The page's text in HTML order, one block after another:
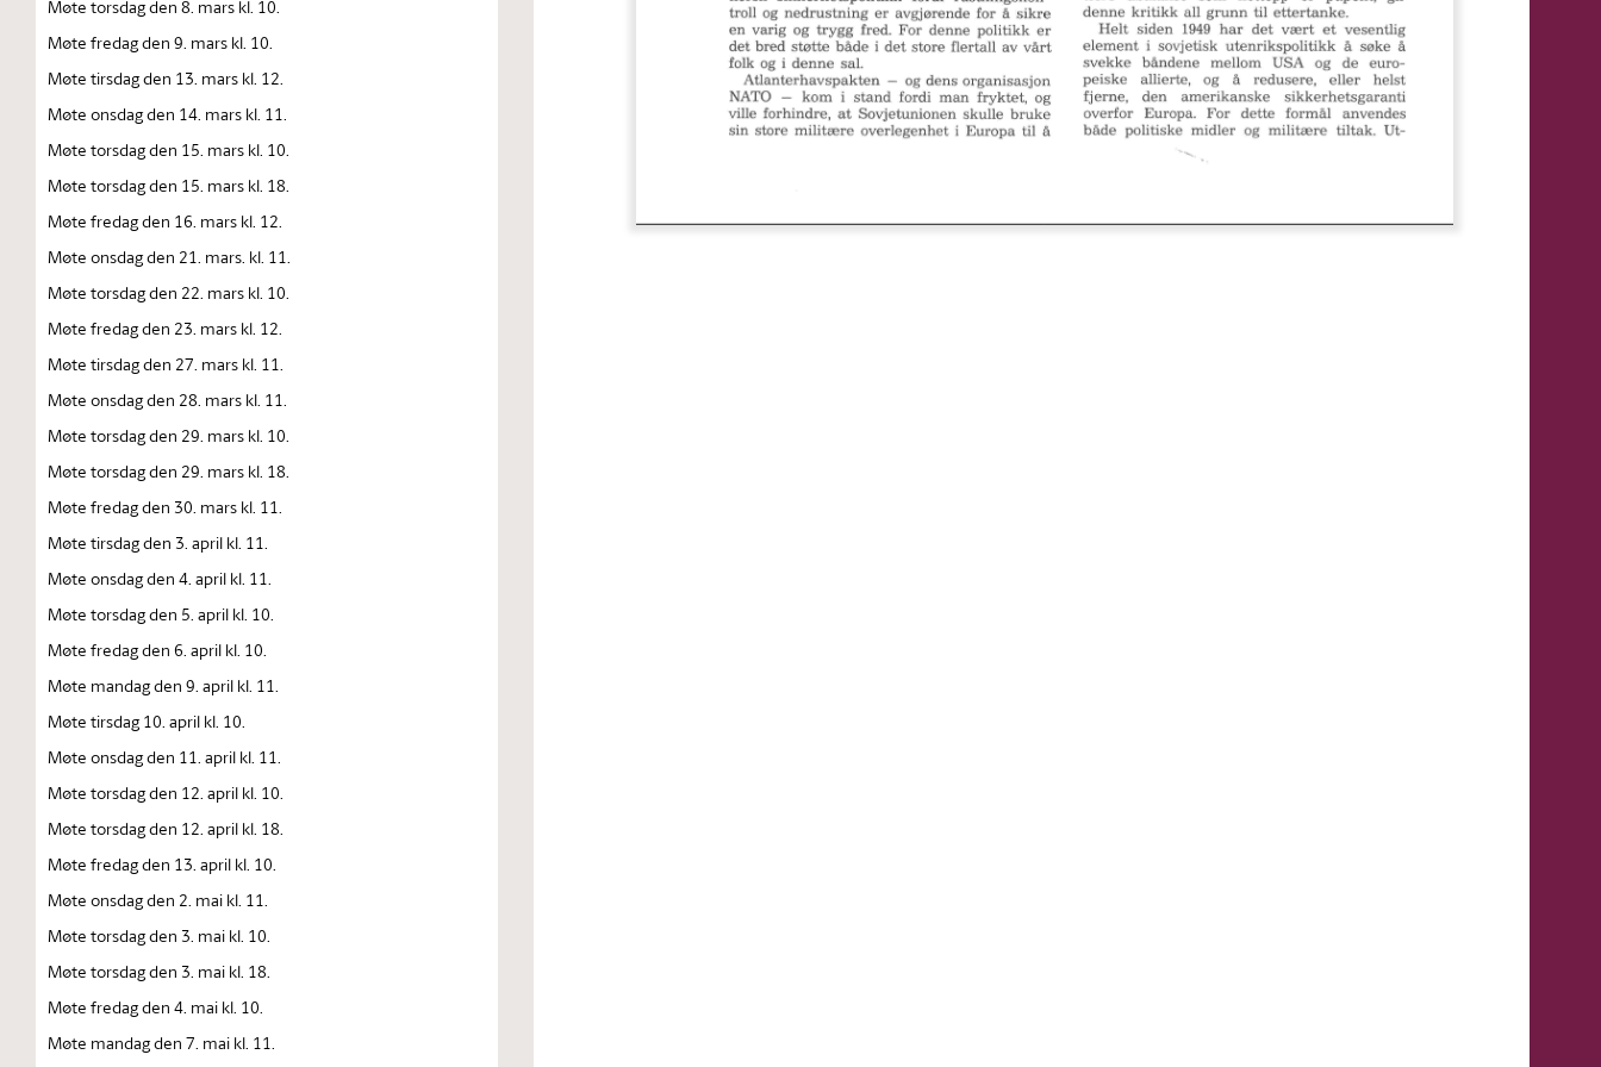
Møte torsdag den 8. mars kl. 10.
Møte fredag den 9. mars kl. 10.
Møte tirsdag den 13. mars kl. 12.
Møte onsdag den 14. mars kl. 11.
Møte torsdag den 15. mars kl. 10.
Møte torsdag den 15. mars kl. 18.
Møte fredag den 16. mars kl. 12.
Møte onsdag den 21. mars. kl. 11.
Møte torsdag den 22. mars kl. 10.
Møte fredag den 23. mars kl. 12.
Møte tirsdag den 27. mars kl. 11.
Møte onsdag den 28. mars kl. 11.
Møte torsdag den 29. mars kl. 10.
Møte torsdag den 29. mars kl. 18.
Møte fredag den 30. mars kl. 11.
Møte tirsdag den 3. april kl. 11.
Møte onsdag den 4. april kl. 11.
Møte torsdag den 5. april kl. 10.
Møte fredag den 6. april kl. 10.
Møte mandag den 9. april kl. 11.
Møte tirsdag 10. april kl. 10.
Møte onsdag den 11. april kl. 11.
Møte torsdag den 12. april kl. 10.
Møte torsdag den 12. april kl. 18.
Møte fredag den 13. april kl. 10.
Møte onsdag den 2. mai kl. 11.
Møte torsdag den 3. mai kl. 10.
Møte torsdag den 3. mai kl. 18.
Møte fredag den 4. mai kl. 10.
Møte mandag den 7. mai kl. 11.